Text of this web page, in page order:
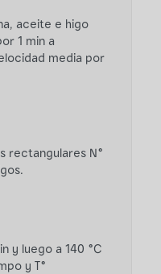
aceite e higo
1 min a
media por
rectangulares N°
y luego a 140 °C
y T°